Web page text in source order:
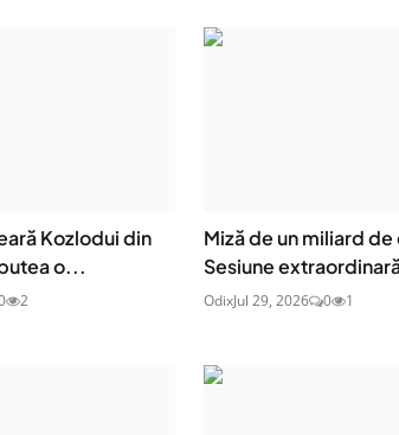
Kozlodui din
o...
2
Miză de un miliard de
Sesiune
OdixJul 29, 2026 0 1